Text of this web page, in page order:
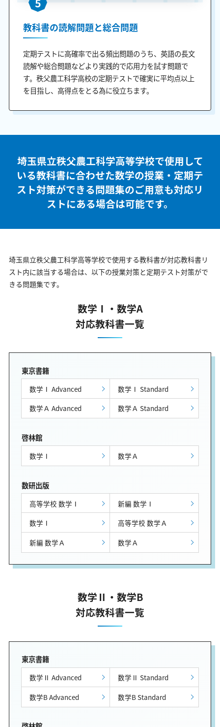
教科書の読解問題と総合問題
定期テストに高確率で出る頻出問題のうち、英語の長文
読解や総合問題などより実践的で応用力を試す問題で
す。秩父農工科学高校の定期テストで確実に平均点以上
を目指し、高得点をとる為に役立ちます。
埼玉県立秩父農工科学高等学校で使用して
いる教科書に合わせた数学の授業・定期テ
スト対策ができる問題集のご用意も対応リ
ストにある場合は可能です。
埼玉県立秩父農工科学高等学校で使用する教科書が対応教科書リ
スト内に該当する場合は、以下の授業対策と定期テスト対策がで
きる問題集です。
数学Ⅰ・数学A
対応教科書一覧
東京書籍
数学Ⅰ Advanced
数学Ⅰ Standard
数学Ａ Advanced
数学Ａ Standard
啓林館
数学Ⅰ 数学Ａ
数研出版
高等学校 数学Ⅰ
新編 数学Ⅰ
数学Ⅰ
高等学校 数学Ａ
新編 数学Ａ
数学Ａ
数学Ⅱ・数学B
対応教科書一覧
東京書籍
数学Ⅱ Advanced
数学Ⅱ Standard
数学B Advanced
数学B Standard